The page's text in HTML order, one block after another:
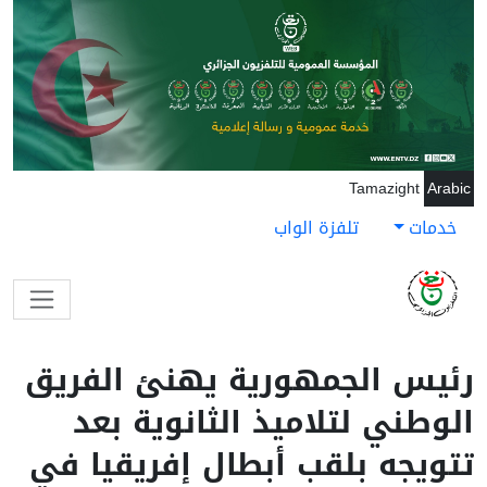
تجاوز إلى المحتوى الرئيسي
Arabic
Tamazight
خدمات تلفزة الواب
رئيس الجمهورية يهنئ الفريق
الوطني لتلاميذ الثانوية بعد
تتويجه بلقب أبطال إفريقيا في